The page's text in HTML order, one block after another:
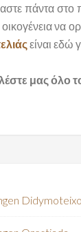
πάντα στο
να
είναι εδώ
μας όλο
Didymoteixo